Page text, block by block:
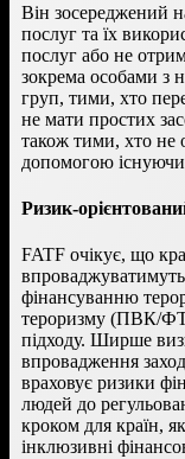
Він зосереджений
послуг та їх
послуг або не
зокрема особами з
груп, тими, хто
не мати простих
також тими, хто не
допомогою
Ризик-
FATF очікує, що
фінансуванню
тероризму (ПВК/ФТ)
підходу. Ширше
впровадження
враховує ризики
людей до
кроком для країн,
інклюзивні